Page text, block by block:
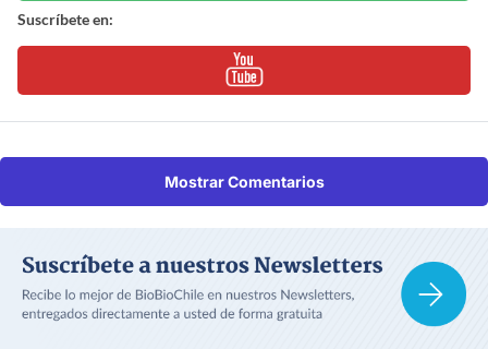
Suscríbete en:
Mostrar Comentarios